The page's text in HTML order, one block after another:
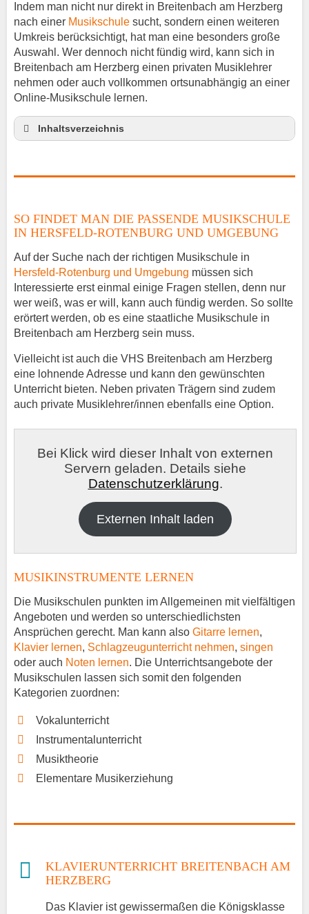
Indem man nicht nur direkt in Breitenbach am Herzberg
nach einer Musikschule sucht, sondern einen weiteren
Umkreis berücksichtigt, hat man eine besonders große
Auswahl. Wer dennoch nicht fündig wird, kann sich in
Breitenbach am Herzberg einen privaten Musiklehrer
nehmen oder auch vollkommen ortsunabhängig an einer
Online-Musikschule lernen.
Inhaltsverzeichnis
Gitarrenunterricht Breitenbach am Herzberg
Musiklehrer Stellenangebote – Breitenbach am
Herzberg
SO FINDET MAN DIE PASSENDE MUSIKSCHULE
IN HERSFELD-ROTENBURG UND UMGEBUNG
Auf der Suche nach der richtigen Musikschule in
Hersfeld-Rotenburg und Umgebung müssen sich
Interessierte erst einmal einige Fragen stellen, denn nur
wer weiß, was er will, kann auch fündig werden. So sollte
erörtert werden, ob es eine staatliche Musikschule in
Breitenbach am Herzberg sein muss.
Vielleicht ist auch die VHS Breitenbach am Herzberg
eine lohnende Adresse und kann den gewünschten
Unterricht bieten. Neben privaten Trägern sind zudem
auch private Musiklehrer/innen ebenfalls eine Option.
Bei Klick wird dieser Inhalt von externen
Servern geladen. Details siehe
Datenschutzerklärung.
Externen Inhalt laden
MUSIKINSTRUMENTE LERNEN
Die Musikschulen punkten im Allgemeinen mit vielfältigen
Angeboten und werden so unterschiedlichsten
Ansprüchen gerecht. Man kann also Gitarre lernen,
Klavier lernen, Schlagzeugunterricht nehmen, singen
oder auch Noten lernen. Die Unterrichtsangebote der
Musikschulen lassen sich somit den folgenden
Kategorien zuordnen:
Vokalunterricht
Instrumentalunterricht
Musiktheorie
Elementare Musikerziehung
KLAVIERUNTERRICHT BREITENBACH AM
HERZBERG
Das Klavier ist gewissermaßen die Königsklasse